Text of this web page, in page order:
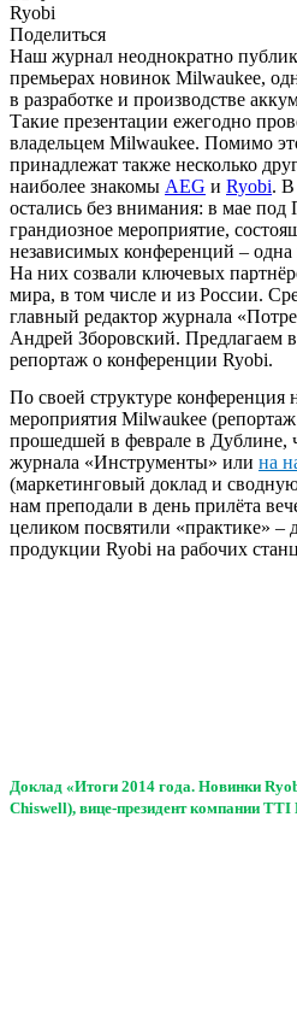
Ryobi
Поделиться
Наш журнал неоднократно
премьерах новинок Milwaukee,
в разработке и производстве
Такие презентации ежегодно
владельцем Milwaukee. Помимо
принадлежат также несколько
наиболее знакомы AEG и Ryobi. В
остались без внимания: в мае
грандиозное мероприятие,
независимых конференций –
На них созвали ключевых
мира, в том числе и из России.
главный редактор журнала
Андрей Зборовский. Предлагаем
репортаж о конференции Ryobi.
По своей структуре конференция
мероприятия Milwaukee
прошедшей в феврале в Дублине,
журнала «Инструменты» или на
(маркетинговый доклад и
нам преподали в день прилёта
целиком посвятили «практике» –
продукции Ryobi на рабочих
Доклад «Итоги 2014 года. Новинки
Chiswell), вице-президент компании